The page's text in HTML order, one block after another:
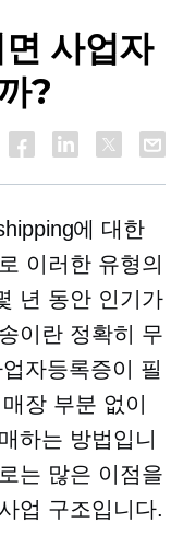
사업자
?
에 대한
이러한 유형의
년 동안 인기가
이란 정확히 무
자등록증이 필
장 부분 없이
하는 방법입니
는 많은 이점을
업 구조입니다.